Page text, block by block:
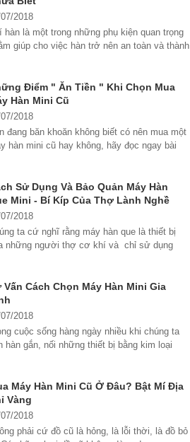
2018
hàn là một trong những phụ kiện quan trọng
giúp cho việc hàn trở nên an toàn và thành
Điểm " Ăn Tiền " Khi Chọn Mua
Hàn Mini Cũ
2018
đang băn khoăn không biết có nên mua một
hàn mini cũ hay không, hãy đọc ngay bài
Sử Dụng Và Bảo Quản Máy Hàn
Mini - Bí Kíp Của Thợ Lành Nghề
2018
ta cứ nghĩ rằng máy hàn que là thiết bị
những người thợ cơ khí và chỉ sử dụng
Vấn Cách Chọn Máy Hàn Mini Gia
2018
cuộc sống hàng ngày nhiều khi chúng ta
hàn gắn, nối những thiết bị bằng kim loại
Máy Hàn Mini Cũ Ở Đâu? Bật Mí Địa
Vàng
2018
phải cứ đồ cũ là hỏng, là lỗi thời, là đồ bỏ